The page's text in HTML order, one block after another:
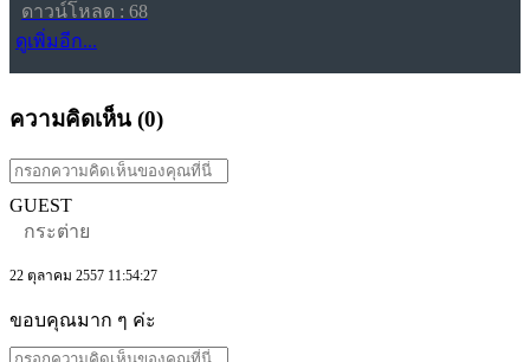
ดาวน์โหลด : 68
ดูเพิ่มอีก...
ความคิดเห็น (0)
GUEST
กระต่าย
22 ตุลาคม 2557 11:54:27
ขอบคุณมาก ๆ ค่ะ